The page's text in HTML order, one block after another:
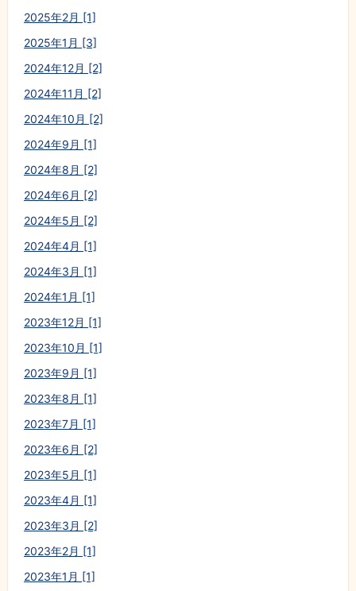
2025年2月 [1]
2025年1月 [3]
2024年12月 [2]
2024年11月 [2]
2024年10月 [2]
2024年9月 [1]
2024年8月 [2]
2024年6月 [2]
2024年5月 [2]
2024年4月 [1]
2024年3月 [1]
2024年1月 [1]
2023年12月 [1]
2023年10月 [1]
2023年9月 [1]
2023年8月 [1]
2023年7月 [1]
2023年6月 [2]
2023年5月 [1]
2023年4月 [1]
2023年3月 [2]
2023年2月 [1]
2023年1月 [1]